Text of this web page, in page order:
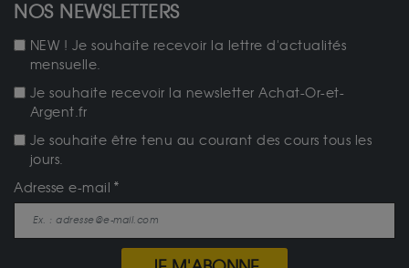
NOS NEWSLETTERS
NEW ! Je souhaite recevoir la lettre d'actualités
mensuelle.
Je souhaite recevoir la newsletter Achat-Or-et-
Argent.fr
Je souhaite être tenu au courant des cours tous les
jours.
Adresse e-mail